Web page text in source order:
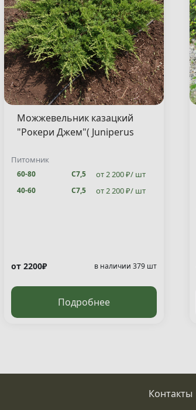
Можжевельник казацкий
"Рокери Джем"( Juniperus
Питомник
60-80 С7,5 от 2 200 ₽/ шт
40-60 С7,5 от 2 200 ₽/ шт
от 2200₽ в наличии 379 шт
Подробнее
Контакты